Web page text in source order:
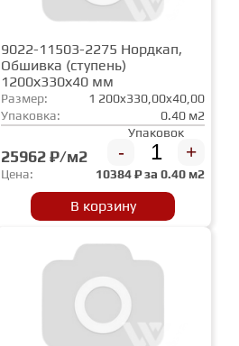
9022-11503-2275 Нордкап,
Обшивка (ступень)
1200х330х40 мм
Размер:
1 200x330,00x40,00
Упаковка:
0.40 м2
25962 ₽/м2
Упаковок
- +
Цена: 10384₽ за0.40 м2
В корзину